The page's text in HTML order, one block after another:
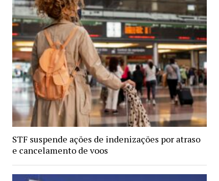
STF suspende ações de indenizações por atraso
e cancelamento de voos